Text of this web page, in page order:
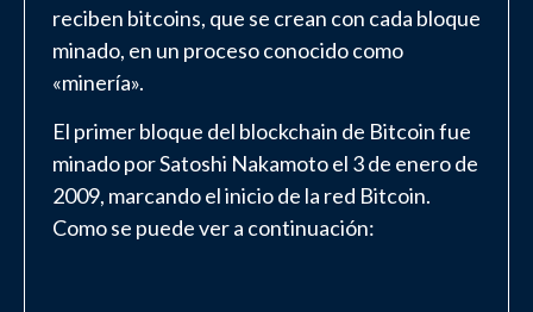
reciben bitcoins, que se crean con cada bloque
minado, en un proceso conocido como
«minería».
El primer bloque del blockchain de Bitcoin fue
minado por Satoshi Nakamoto el 3 de enero de
2009, marcando el inicio de la red Bitcoin.
Como se puede ver a continuación: